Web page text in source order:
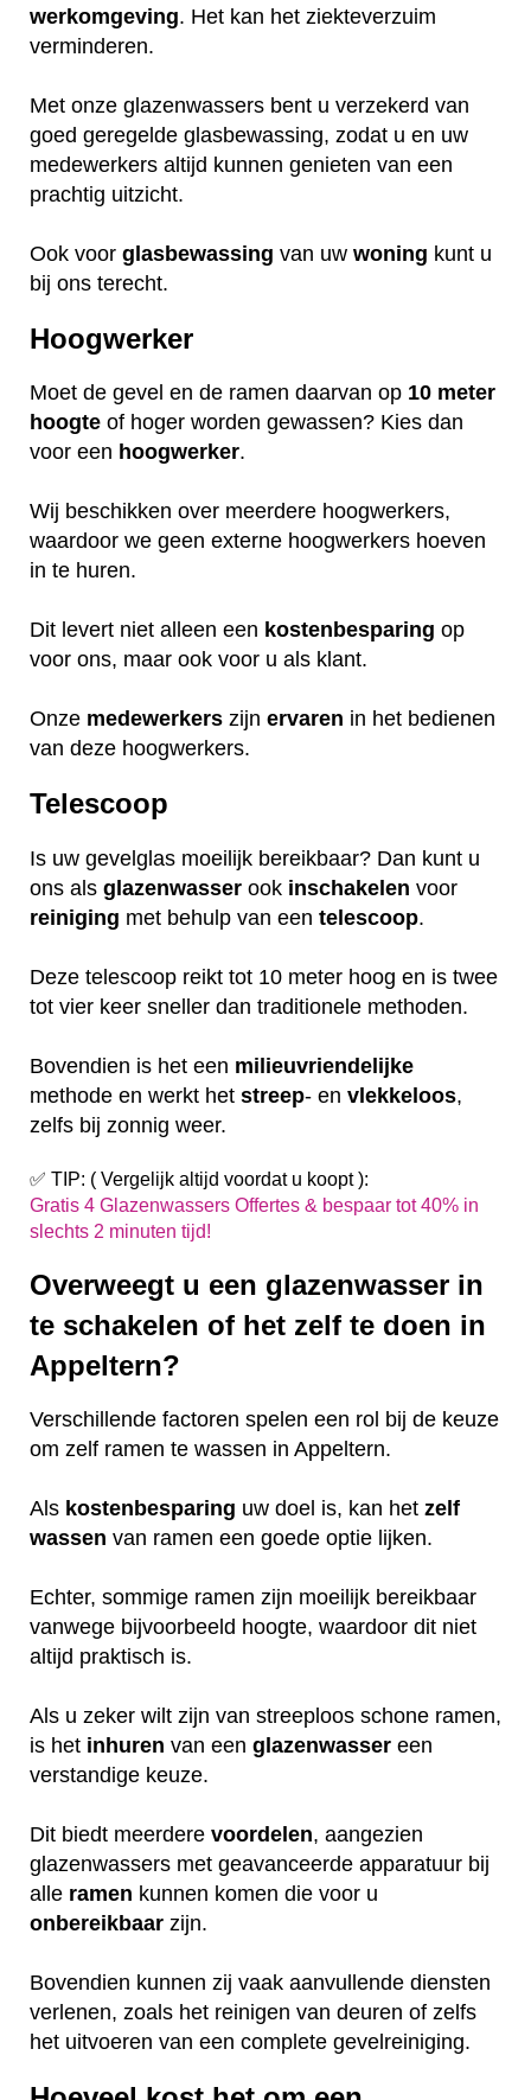
werkomgeving. Het kan het ziekteverzuim
verminderen.
Met onze glazenwassers bent u verzekerd van
goed geregelde glasbewassing, zodat u en uw
medewerkers altijd kunnen genieten van een
prachtig uitzicht.
Ook voor glasbewassing van uw woning kunt u
bij ons terecht.
Hoogwerker
Moet de gevel en de ramen daarvan op 10 meter
hoogte of hoger worden gewassen? Kies dan
voor een hoogwerker.
Wij beschikken over meerdere hoogwerkers,
waardoor we geen externe hoogwerkers hoeven
in te huren.
Dit levert niet alleen een kostenbesparing op
voor ons, maar ook voor u als klant.
Onze medewerkers zijn ervaren in het bedienen
van deze hoogwerkers.
Telescoop
Is uw gevelglas moeilijk bereikbaar? Dan kunt u
ons als glazenwasser ook inschakelen voor
reiniging met behulp van een telescoop.
Deze telescoop reikt tot 10 meter hoog en is twee
tot vier keer sneller dan traditionele methoden.
Bovendien is het een milieuvriendelijke
methode en werkt het streep- en vlekkeloos,
zelfs bij zonnig weer.
✅ TIP: ( Vergelijk altijd voordat u koopt ):
Gratis 4 Glazenwassers Offertes & bespaar tot 40% in
slechts 2 minuten tijd!
Overweegt u een glazenwasser in
te schakelen of het zelf te doen in
Appeltern?
Verschillende factoren spelen een rol bij de keuze
om zelf ramen te wassen in Appeltern.
Als kostenbesparing uw doel is, kan het zelf
wassen van ramen een goede optie lijken.
Echter, sommige ramen zijn moeilijk bereikbaar
vanwege bijvoorbeeld hoogte, waardoor dit niet
altijd praktisch is.
Als u zeker wilt zijn van streeploos schone ramen,
is het inhuren van een glazenwasser een
verstandige keuze.
Dit biedt meerdere voordelen, aangezien
glazenwassers met geavanceerde apparatuur bij
alle ramen kunnen komen die voor u
onbereikbaar zijn.
Bovendien kunnen zij vaak aanvullende diensten
verlenen, zoals het reinigen van deuren of zelfs
het uitvoeren van een complete gevelreiniging.